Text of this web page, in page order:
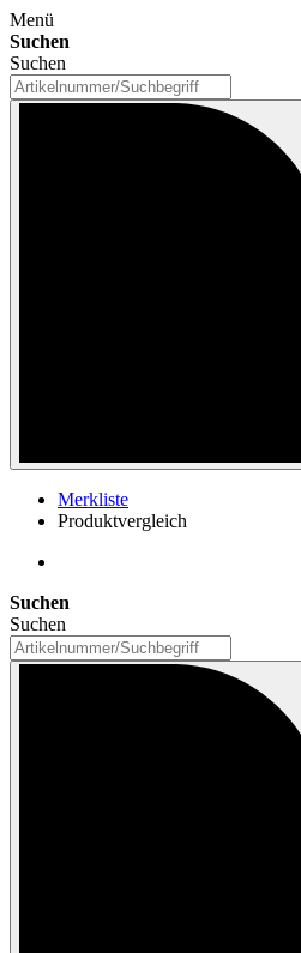
Menü
Suchen
Suchen
Merkliste
Produktvergleich
Suchen
Suchen